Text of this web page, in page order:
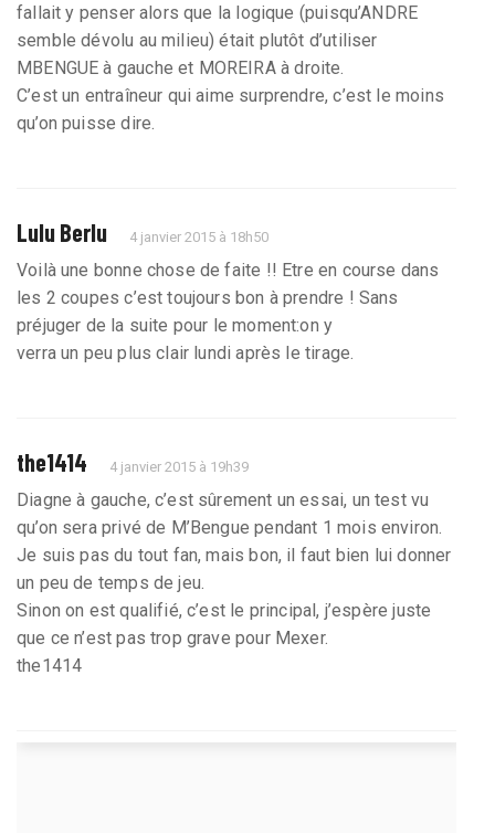
fallait y penser alors que la logique (puisqu’ANDRE
semble dévolu au milieu) était plutôt d’utiliser
MBENGUE à gauche et MOREIRA à droite.
C’est un entraîneur qui aime surprendre, c’est le moins
qu’on puisse dire.
Lulu Berlu 4 janvier 2015 à 18h50
Voilà une bonne chose de faite !! Etre en course dans
les 2 coupes c’est toujours bon à prendre ! Sans
préjuger de la suite pour le moment:on y
verra un peu plus clair lundi après le tirage.
the1414 4 janvier 2015 à 19h39
Diagne à gauche, c’est sûrement un essai, un test vu
qu’on sera privé de M’Bengue pendant 1 mois environ.
Je suis pas du tout fan, mais bon, il faut bien lui donner
un peu de temps de jeu.
Sinon on est qualifié, c’est le principal, j’espère juste
que ce n’est pas trop grave pour Mexer.
the1414